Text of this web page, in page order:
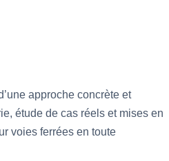
approche concrète et
étude de cas réels et mises en
voies ferrées en toute